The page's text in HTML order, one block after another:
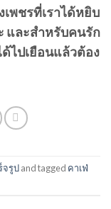
พชรที่เราได้หยิบ
และสำหรับคนรัก
ไปเยือนแล้วต้อง
จรูปand tagged คาเฟ่